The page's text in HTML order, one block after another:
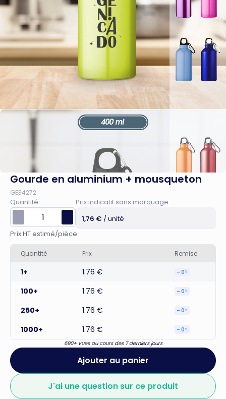
Gourde en aluminium + mousqueton
GE34272
Quantité
Prix indicatif sans marquage
1,76 € / unité
Prix HT estimé/pièce
Quantité Prix Remise
1+ 1.76 € – 0 %
100+ 1.76 € – 0 %
250+ 1.76 € – 0 %
1000+ 1.76 € – 0 %
690+ vues au cours des 7 derniers jours
Ajouter au panier
J'ai une question sur ce produit